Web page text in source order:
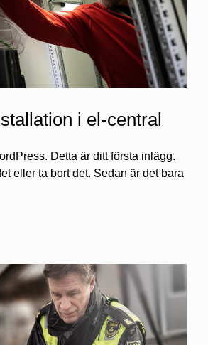
i el-central
Detta är ditt första inlägg.
eller ta bort det. Sedan är det bara